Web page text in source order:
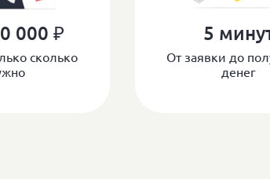
000 ₽
сколько
5
От заявки до
денег